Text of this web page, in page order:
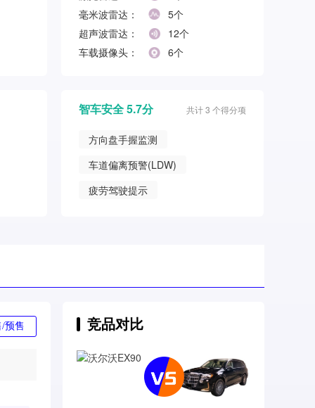
毫米波雷达：
5个
超声波雷达：
12个
车载摄像头：
6个
智车安全 5.7分 共计 3 个得分项
方向盘手握监测
车道偏离预警(LDW)
疲劳驾驶提示
预售 竞品对比